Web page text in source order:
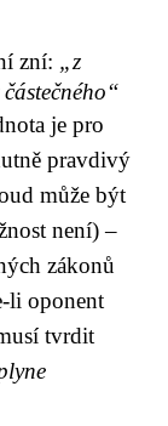
zní: „z
je pro
pravdivý
může být
není) –
zákonů
li oponent
tvrdit